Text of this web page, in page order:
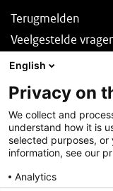
Terugmelden
Veelgestelde
Nieuws
English
Over deze
Over DINOloket
Contact
Disclaimer
English
Privacy on
We collect and
understand how it is
selected purposes, or
information, see our
Analytics